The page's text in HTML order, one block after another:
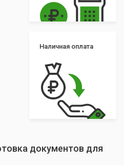
Наличная оплата
документов для